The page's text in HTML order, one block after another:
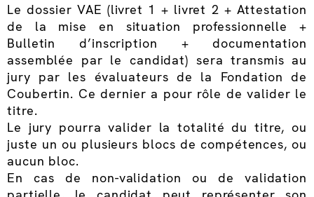
Le dossier VAE (livret 1 + livret 2 + Attestation
de la mise en situation professionnelle +
Bulletin d’inscription + documentation
assemblée par le candidat) sera transmis au
jury par les évaluateurs de la Fondation de
Coubertin. Ce dernier a pour rôle de valider le
titre.
Le jury pourra valider la totalité du titre, ou
juste un ou plusieurs blocs de compétences, ou
aucun bloc.
En cas de non-validation ou de validation